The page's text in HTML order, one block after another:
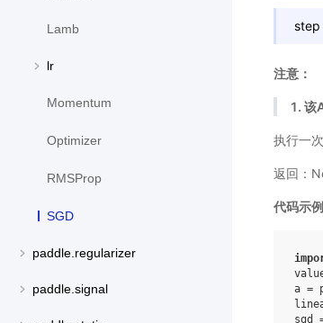
Lamb
lr
Momentum
Optimizer
RMSProp
SGD
paddle.regularizer
paddle.signal
step
注意：
1. 该
执行一
返回：
代码示例
a =
sgd